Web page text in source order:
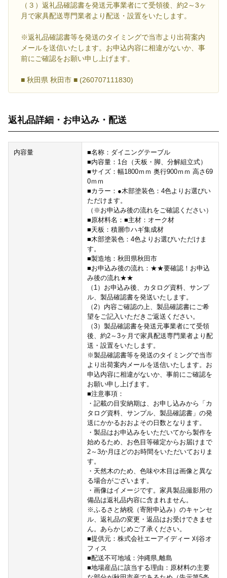
（３）返礼品確認書を発送元事業者にて受領後、約2～3ヶ
月で家具配送専門業者より配送・設置をいたします。
※返礼品確認書等を発送のタイミングで当市より出荷案内
メールを送信いたします。お申込内容に相違がないか、事
前にご確認をお願い申し上げます。
■ 秋田県 秋田市 ■ (260707111830)
返礼品詳細・お申込み・配送
内容量
■名称：ダイニングテーブル
■内容量：1台（天板・脚、分解組立式）
■サイズ：幅1800ｍｍ 奥行900ｍｍ 高さ69
0ｍｍ
■カラー：●木部塗装色：4色よりお選びい
ただけます。
（※お申込み後の流れをご確認ください）
■原材料名：■主材：オーク材
■天板：積層巾ハギ集成材
■木部塗装色：4色よりお選びいただけま
す。
■製造地：秋田県秋田市
■お申込み後の流れ：★★要確認！お申込
み後の流れ★★
（1）お申込み後、カタログ資料、サンプ
ル、製品確認書を発送いたします。
（2）内容ご確認の上、製品確認書にご希
望をご記入いただきご返送ください。
（3）製品確認書を発送元事業者にて受領
後、約2～3ヶ月で家具配送専門業者より配
送・設置をいたします。
※製品確認書等を発送のタイミングで当市
より出荷案内メールを送信いたします。お
申込内容に相違がないか、事前にご確認を
お願い申し上げます。
■注意事項：
・記載の目安納期は、お申し込みから「カ
タログ資料、サンプル、製品確認書」の発
送にかかるおおよその日数となります。
・製品はお申込みをいただいてから製作を
始めるため、お色目等確定からお届けまで
2～3か月ほどのお時間をいただいておりま
す。
・天然木のため、色味や木目は画像と異な
る場合がございます。
・画像はイメージです。家具製品撮影用の
備品は返礼品内容に含まれません。
※ふるさと納税（寄附申込み）のキャンセ
ル、返礼品の変更・返品はお受けできませ
ん。あらかじめご了承ください。
■提供元：株式会社エーアイディー 刈谷オ
フィス
■配送不可地域：沖縄県,離島
■地場産品に該当する理由：原材料の主要